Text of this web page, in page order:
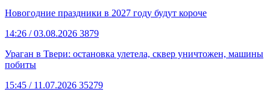
Новогодние праздники в 2027 году будут короче
14:26 / 03.08.2026 3879
Ураган в Твери: остановка улетела, сквер уничтожен, машины
побиты
15:45 / 11.07.2026 35279